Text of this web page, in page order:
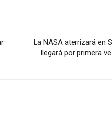
La NASA aterrizará en
llegará por primera